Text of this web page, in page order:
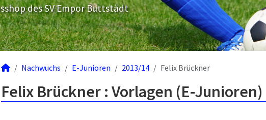
des SV Empor Buttstädt
Nachwuchs E-Junioren 2013/14 Felix Brückner
Felix Brückner : Vorlagen (E-Junioren)